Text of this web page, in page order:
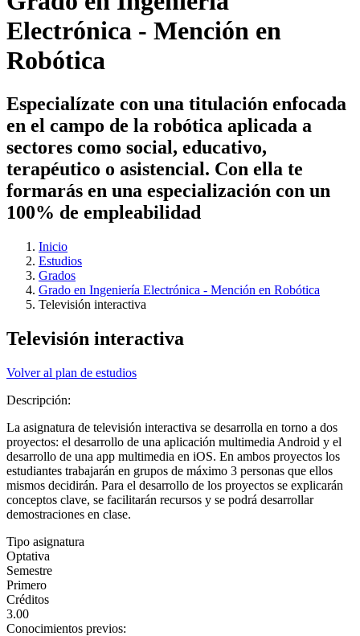
Electrónica - Mención en
Robótica
Especialízate con una titulación enfocada
en el campo de la robótica aplicada a
sectores como social, educativo,
terapéutico o asistencial. Con ella te
formarás en una especialización con un
100% de empleabilidad
Inicio
Estudios
Grados
Grado en Ingeniería Electrónica - Mención en Robótica
Televisión interactiva
Televisión interactiva
Volver al plan de estudios
Descripción:
La asignatura de televisión interactiva se desarrolla en torno a dos
proyectos: el desarrollo de una aplicación multimedia Android y el
desarrollo de una app multimedia en iOS. En ambos proyectos los
estudiantes trabajarán en grupos de máximo 3 personas que ellos
mismos decidirán. Para el desarrollo de los proyectos se explicarán
conceptos clave, se facilitarán recursos y se podrá desarrollar
demostraciones en clase.
Tipo asignatura
Optativa
Semestre
Primero
Créditos
3.00
Conocimientos previos: